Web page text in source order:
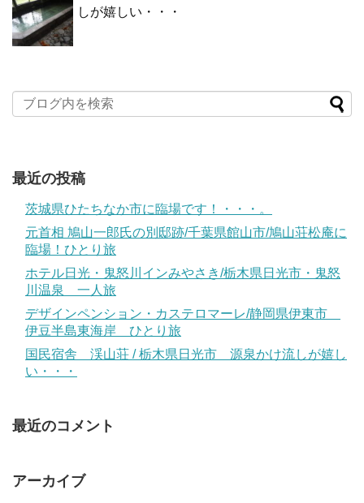
しが嬉しい・・・
最近の投稿
茨城県ひたちなか市に臨場です！・・・。
元首相 鳩山一郎氏の別邸跡/千葉県館山市/鳩山荘松庵に
臨場！ひとり旅
ホテル日光・鬼怒川インみやさき/栃木県日光市・鬼怒
川温泉 一人旅
デザインペンション・カステロマーレ/静岡県伊東市
伊豆半島東海岸 ひとり旅
国民宿舎 渓山荘 / 栃木県日光市 源泉かけ流しが嬉し
い・・・
最近のコメント
アーカイブ